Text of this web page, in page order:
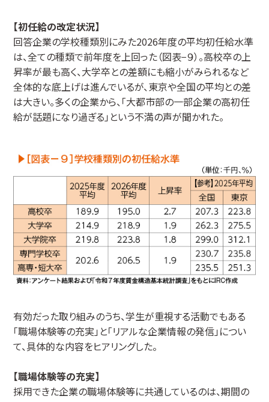
【初任給の改定状況】
回答企業の学校種類別にみた2026年度の平均初任給水準
は、全ての種類で前年度を上回った（図表−９）。高校卒の上
昇率が最も高く、大学卒との差額にも縮小がみられるなど
全体的な底上げは進んでいるが、東京や全国の平均との差
は大きい。多くの企業から、「大都市部の一部企業の高初任
給が話題になり過ぎる」という不満の声が聞かれた。
有効だった取り組みのうち、学生が重視する活動でもある
「職場体験等の充実」と「リアルな企業情報の発信」につい
て、具体的な内容をヒアリングした。
【職場体験等の充実】
採用できた企業の職場体験等に共通しているのは、期間の